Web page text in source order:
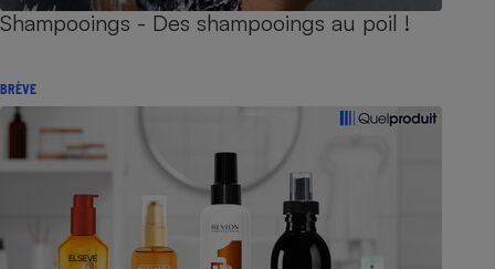
Shampooings - Des shampooings au poil !
BRÈVE